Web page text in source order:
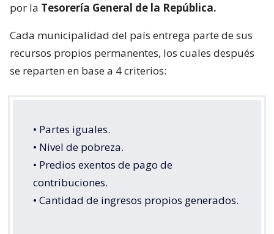
por la Tesorería General de la República.
Cada municipalidad del país entrega parte de sus
recursos propios permanentes, los cuales después
se reparten en base a 4 criterios:
• Partes iguales.
• Nivel de pobreza.
• Predios exentos de pago de
contribuciones.
• Cantidad de ingresos propios generados.